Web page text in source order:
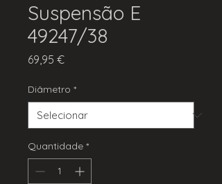
Suspensão E
49247/38
69,95 €Preço
Diâmetro *
Quantidade *